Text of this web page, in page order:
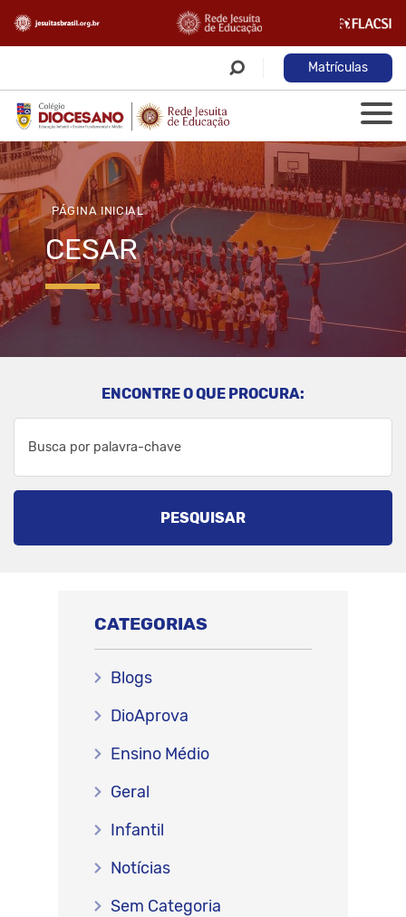
Matrículas
PÁGINA INICIAL
CESAR
ENCONTRE O QUE PROCURA:
PESQUISAR
CATEGORIAS
Blogs
DioAprova
Ensino Médio
Geral
Infantil
Notícias
Sem Categoria